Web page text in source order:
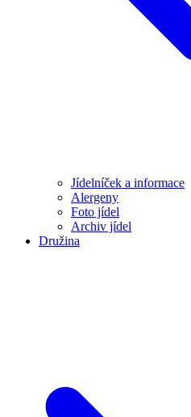
Jídelníček a informace
Alergeny
Foto jídel
Archiv jídel
Družina